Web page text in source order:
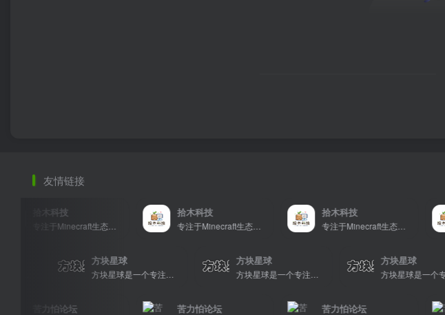
友情链接
拾木科技
专注于Minecraft生态建设
拾木科技
专注于Minecraft生态建设
拾木科技
专注于Minecraft生态建设
方块星球 方块星球 方块星球
苦力怕论坛 苦力怕论坛 苦力怕论坛